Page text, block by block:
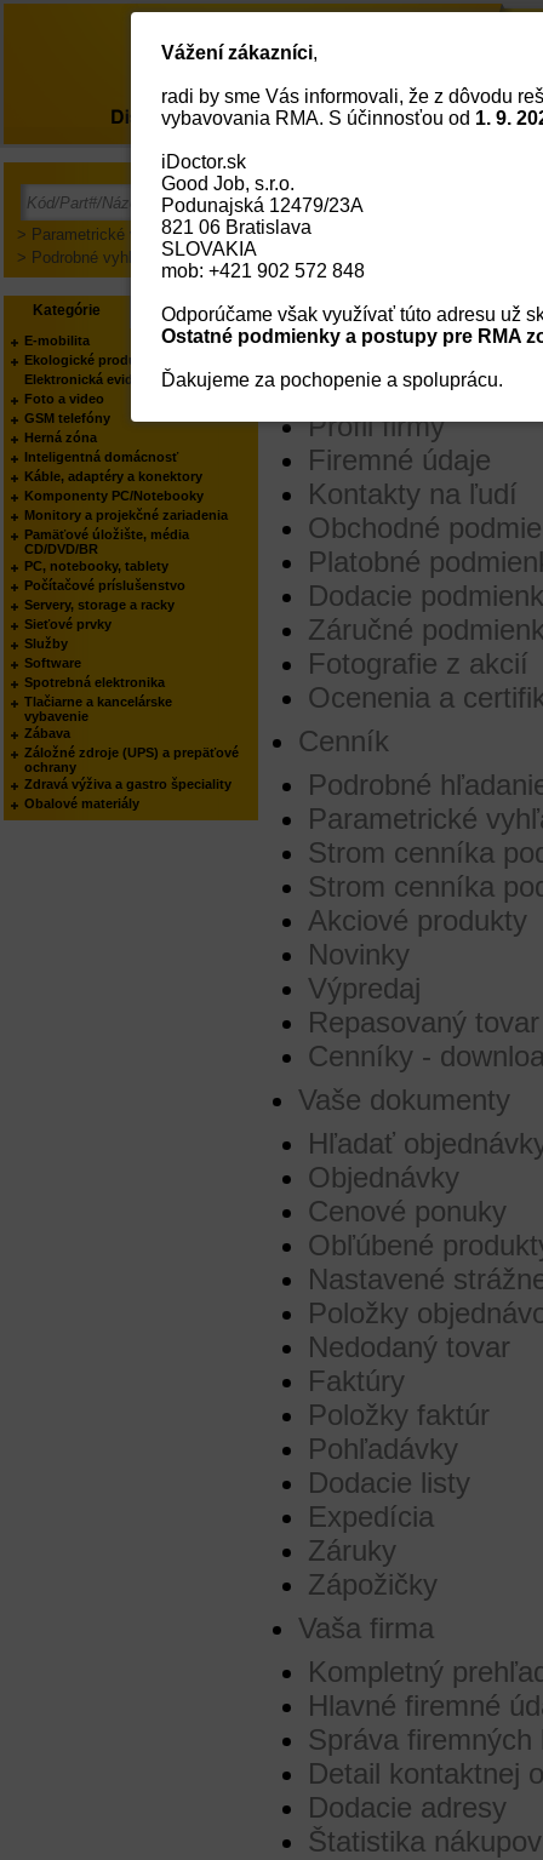
Mapa stránok
Menu
O nás
Profil firmy
Firemné údaje
Kontakty na ľudí
Obchodné
Platobné
Dodacie
Záručné
Fotografie z akcií
Ocenenia a
Cenník
Podrobné
Parametrické
Strom cenníka
Strom cenníka
Akciové produkty
Novinky
Výpredaj
Repasovaný tovar
Cenníky -
Vaše dokumenty
Hľadať
Objednávky
Cenové ponuky
Obľúbené
Nastavené
Položky
Nedodaný tovar
Faktúry
Položky faktúr
Pohľadávky
Dodacie listy
Expedícia
Záruky
Zápožičky
Vaša firma
Kompletný
Hlavné firemné
Správa firemných
Detail kontaktnej
Dodacie adresy
Štatistika
> Parametrické vyhľadávanie
> Podrobné vyhľadávanie
Kategórie Výrobcovia
E-mobilita
Ekologické produkty
Elektronická evidencia tržieb
Foto a video
GSM telefóny
Herná zóna
Inteligentná domácnosť
Káble, adaptéry a konektory
Komponenty PC/Notebooky
Monitory a projekčné zariadenia
Pamäťové úložište, média
CD/DVD/BR
PC, notebooky, tablety
Počítačové príslušenstvo
Servery, storage a racky
Sieťové prvky
Služby
Software
Spotrebná elektronika
Tlačiarne a kancelárske
vybavenie
Zábava
Záložné zdroje (UPS) a prepäťové
ochrany
Zdravá výživa a gastro špeciality
Obalové materiály
O nás
Vážení zákazníci,
radi by sme Vás informovali, že z dôvodu
vybavovania RMA. S účinnosťou od 1. 9.
iDoctor.sk
Good Job, s.r.o.
Podunajská 12479/23A
821 06 Bratislava
SLOVAKIA
mob: +421 902 572 848
Odporúčame však využívať túto adresu už
Ostatné podmienky a postupy pre RMA
Ďakujeme za pochopenie a spoluprácu.